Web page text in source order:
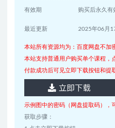
有效期 购买后永久有
最近更新 2025年06月
本站所有资源均为：百度网盘不加
本站支持普通用户购买单个课程，
付款成功后可见立即下载按钮和提
示例图中的密码（网盘提取码），
获取步骤：